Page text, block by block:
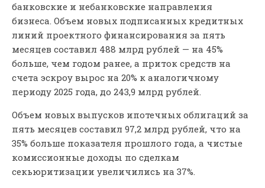
банковские и небанковские направления
бизнеса. Объем новых подписанных кредитных
линий проектного финансирования за пять
месяцев составил 488 млрд рублей — на 45%
больше, чем годом ранее, а приток средств на
счета эскроу вырос на 20% к аналогичному
периоду 2025 года, до 243,9 млрд рублей.
Объем новых выпусков ипотечных облигаций за
пять месяцев составил 97,2 млрд рублей, что на
35% больше показателя прошлого года, а чистые
комиссионные доходы по сделкам
секьюритизации увеличились на 37%.